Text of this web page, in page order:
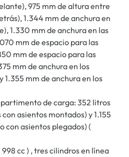
975 mm de altura entre
1.344 mm de anchura en
1.330 mm de anchura en las
mm de espacio para las
mm de espacio para las
mm de anchura en los
1.355 mm de anchura en los
de carga: 352 litros
asientos montados) y 1.155
con asientos plegados) (
cc ) , tres cilindros en línea